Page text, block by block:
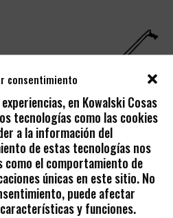
consentimiento
en Kowalski Cosas
tecnologías como las cookies
a la información del
de estas tecnologías nos
el comportamiento de
únicas en este sitio. No
puede afectar
y funciones.